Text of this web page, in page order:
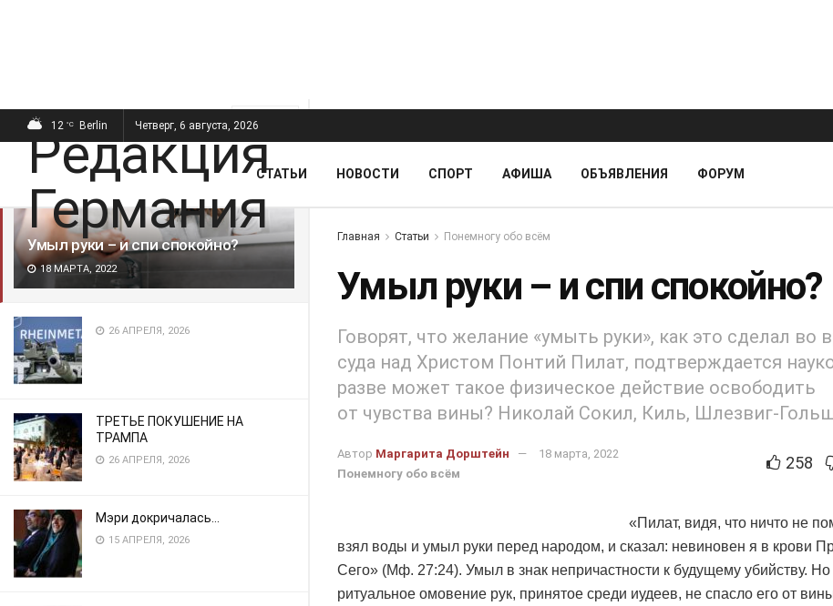
ПОСЛЕДНИЕ
Умыл руки – и спи спокойно?
18 МАРТА, 2022
26 АПРЕЛЯ, 2026
ТРЕТЬЕ ПОКУШЕНИЕ НА
ТРАМПА
26 АПРЕЛЯ, 2026
Мэри докричалась…
15 АПРЕЛЯ, 2026
12 °C Berlin Четверг, 6 августа, 2026
СТАТЬИ НОВОСТИ СПОРТ АФИША ОБЪЯВЛЕНИЯ ФОРУМ
Главная Статьи Понемногу обо всём
Умыл руки – и спи спокойно?
Говорят, что желание «умыть руки», как это сделал во
суда над Христом Понтий Пилат, подтверждается
разве может такое физическое действие освободить
от чувства вины? Николай Сокил, Киль, Шлезвиг-
Автор Маргарита Дорштейн
18 марта, 2022
Понемногу обо всём
258
«Пилат, видя, что ничто не
взял воды и умыл руки перед народом, и сказал: невиновен я в крови
Сего» (Мф. 27:24). Умыл в знак непричастности к будущему убийству. Но
ритуальное омовение рук, принятое среди иудеев, не спасло его от